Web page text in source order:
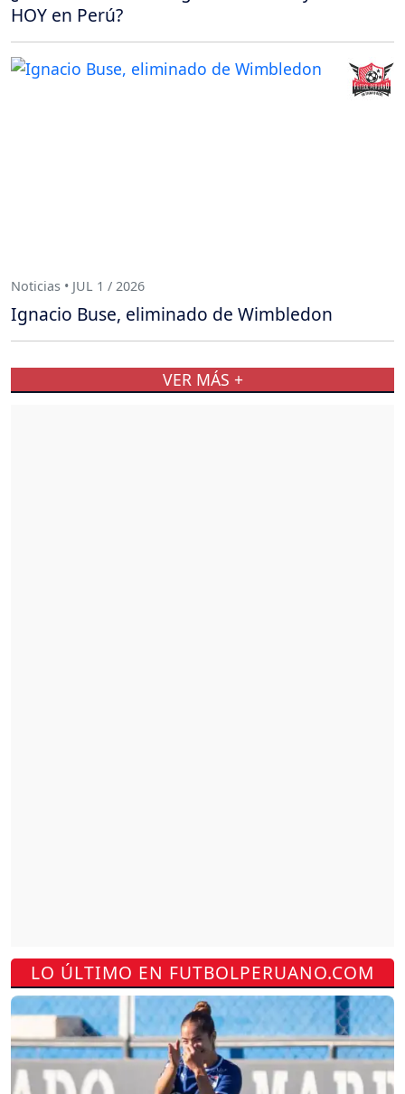
LO ÚLTIMO EN FUTBOLPERUANO.COM
HOY en Perú?
Noticias • JUL 1 / 2026
Ignacio Buse, eliminado de Wimbledon
VER MÁS +